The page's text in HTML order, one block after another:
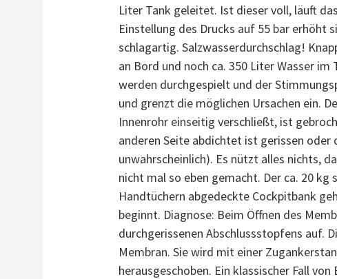
Liter Tank geleitet. Ist dieser voll, läuft
Einstellung des Drucks auf 55 bar erhöht
schlagartig. Salzwasserdurchschlag!
an Bord und noch ca. 350 Liter Wasser im
werden durchgespielt und der
und grenzt die möglichen Ursachen ein.
Innenrohr einseitig verschließt, ist
anderen Seite abdichtet ist gerissen oder
unwahrscheinlich). Es nützt alles nichts,
nicht mal so eben gemacht. Der ca. 20
Handtüchern abgedeckte Cockpitbank
beginnt. Diagnose: Beim Öffnen des
durchgerissenen Abschlussstopfens auf.
Membran. Sie wird mit einer
herausgeschoben. Ein klassischer Fall